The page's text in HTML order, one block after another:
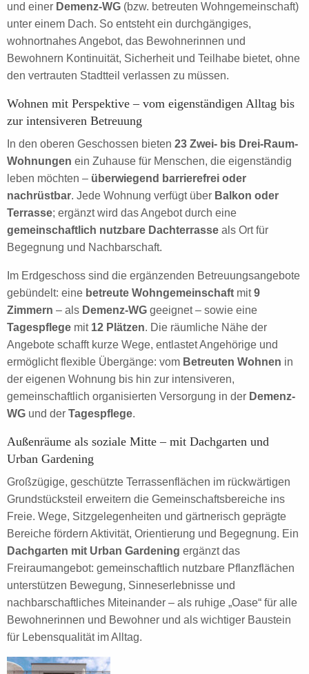
und einer Demenz-WG (bzw. betreuten Wohngemeinschaft)
unter einem Dach. So entsteht ein durchgängiges,
wohnortnahes Angebot, das Bewohnerinnen und
Bewohnern Kontinuität, Sicherheit und Teilhabe bietet, ohne
den vertrauten Stadtteil verlassen zu müssen.
Wohnen mit Perspektive – vom eigenständigen Alltag bis
zur intensiveren Betreuung
In den oberen Geschossen bieten 23 Zwei- bis Drei-Raum-
Wohnungen ein Zuhause für Menschen, die eigenständig
leben möchten – überwiegend barrierefrei oder
nachrüstbar. Jede Wohnung verfügt über Balkon oder
Terrasse; ergänzt wird das Angebot durch eine
gemeinschaftlich nutzbare Dachterrasse als Ort für
Begegnung und Nachbarschaft.
Im Erdgeschoss sind die ergänzenden Betreuungsangebote
gebündelt: eine betreute Wohngemeinschaft mit9
Zimmern – als Demenz-WG geeignet – sowie eine
Tagespflege mit 12 Plätzen. Die räumliche Nähe der
Angebote schafft kurze Wege, entlastet Angehörige und
ermöglicht flexible Übergänge: vom Betreuten Wohnen in
der eigenen Wohnung bis hin zur intensiveren,
gemeinschaftlich organisierten Versorgung in der Demenz-
WG und der Tagespflege.
Außenräume als soziale Mitte – mit Dachgarten und
Urban Gardening
Großzügige, geschützte Terrassenflächen im rückwärtigen
Grundstücksteil erweitern die Gemeinschaftsbereiche ins
Freie. Wege, Sitzgelegenheiten und gärtnerisch geprägte
Bereiche fördern Aktivität, Orientierung und Begegnung. Ein
Dachgarten mit Urban Gardening ergänzt das
Freiraumangebot: gemeinschaftlich nutzbare Pflanzflächen
unterstützen Bewegung, Sinneserlebnisse und
nachbarschaftliches Miteinander – als ruhige „Oase“ für alle
Bewohnerinnen und Bewohner und als wichtiger Baustein
für Lebensqualität im Alltag.